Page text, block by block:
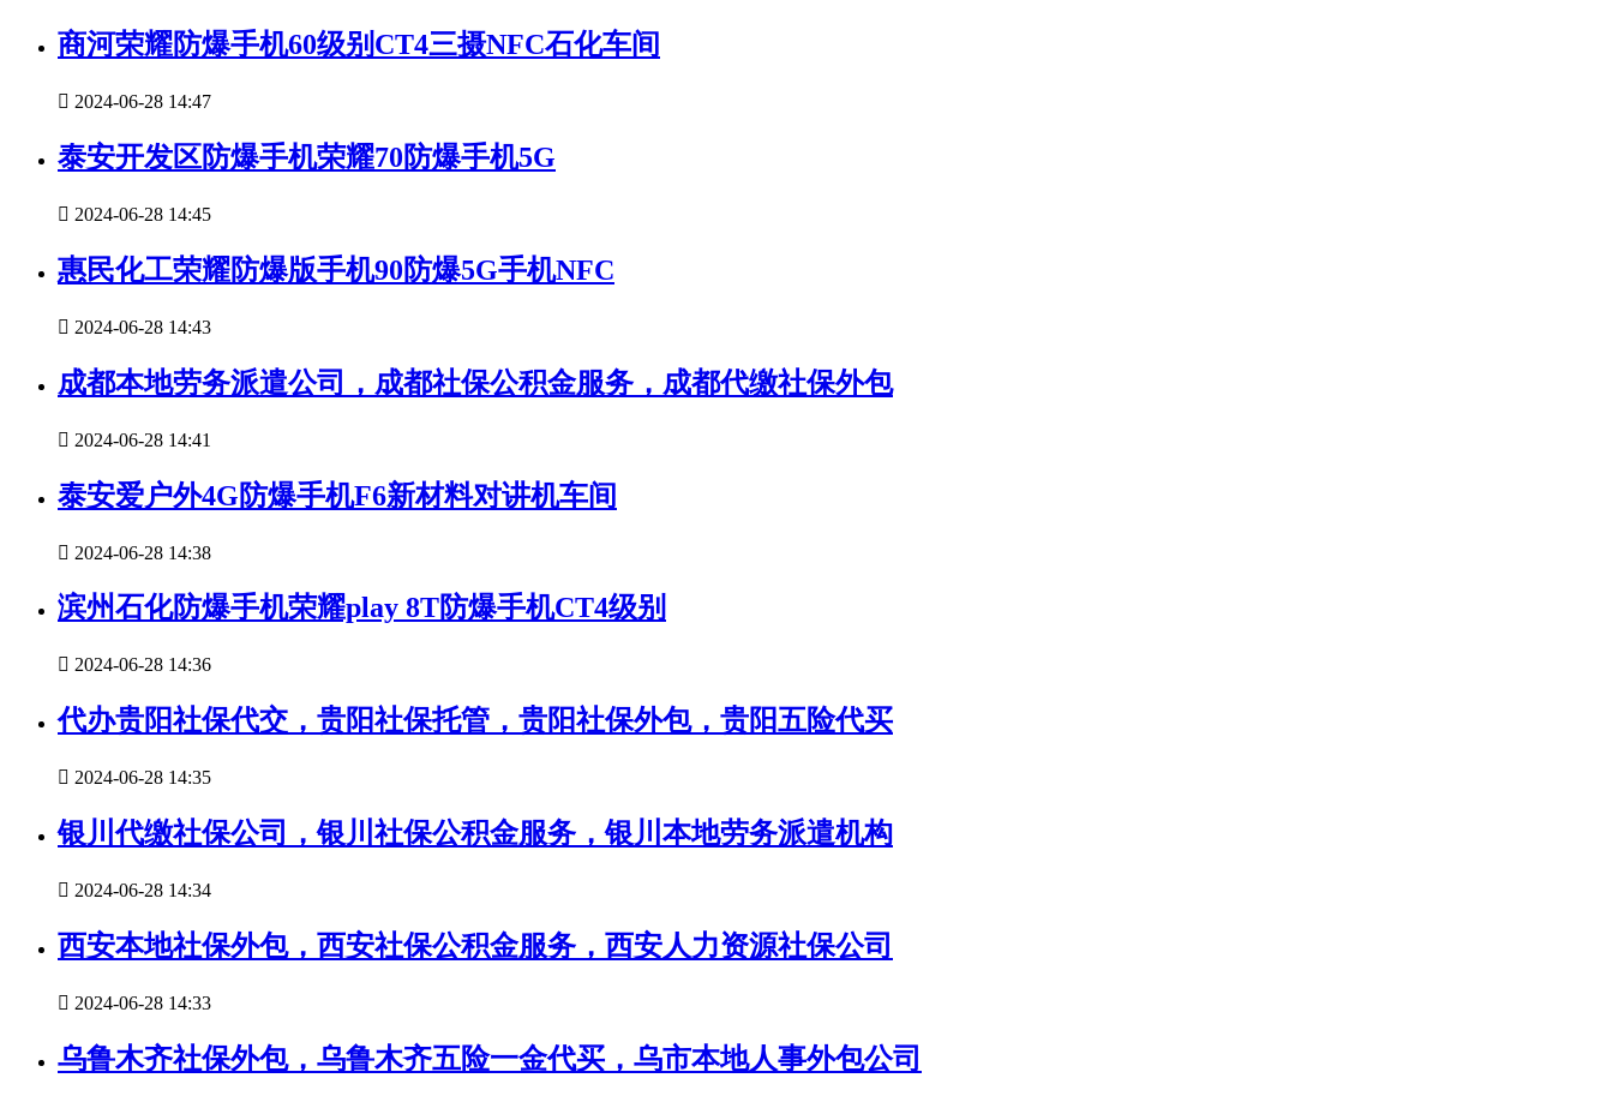
商河荣耀防爆手机60级别CT4三摄NFC石化车间
 2024-06-28 14:47
泰安开发区防爆手机荣耀70防爆手机5G
 2024-06-28 14:45
惠民化工荣耀防爆版手机90防爆5G手机NFC
 2024-06-28 14:43
成都本地劳务派遣公司，成都社保公积金服务，成都代缴社保外包
 2024-06-28 14:41
泰安爱户外4G防爆手机F6新材料对讲机车间
 2024-06-28 14:38
滨州石化防爆手机荣耀play 8T防爆手机CT4级别
 2024-06-28 14:36
代办贵阳社保代交，贵阳社保托管，贵阳社保外包，贵阳五险代买
 2024-06-28 14:35
银川代缴社保公司，银川社保公积金服务，银川本地劳务派遣机构
 2024-06-28 14:34
西安本地社保外包，西安社保公积金服务，西安人力资源社保公司
 2024-06-28 14:33
乌鲁木齐社保外包，乌鲁木齐五险一金代买，乌市本地人事外包公司